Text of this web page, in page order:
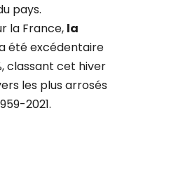
pays.
la France, la
été excédentaire
classant cet hiver
les plus arrosés
2021.